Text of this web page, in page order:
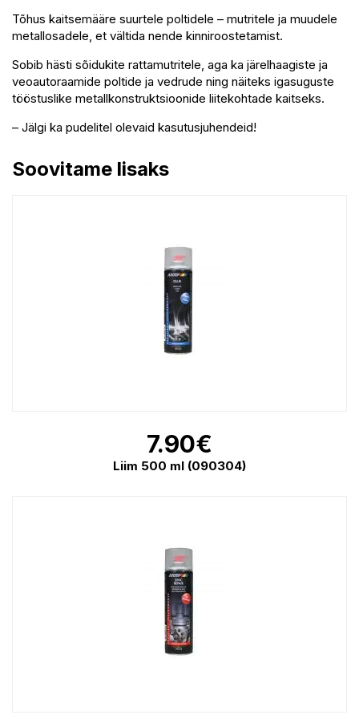
Tõhus kaitsemääre suurtele poltidele – mutritele ja muudele
metallosadele, et vältida nende kinniroostetamist.
Sobib hästi sõidukite rattamutritele, aga ka järelhaagiste ja
veoautoraamide poltide ja vedrude ning näiteks igasuguste
tööstuslike metallkonstruktsioonide liitekohtade kaitseks.
– Jälgi ka pudelitel olevaid kasutusjuhendeid!
Soovitame lisaks
7.90€
Liim 500 ml (090304)